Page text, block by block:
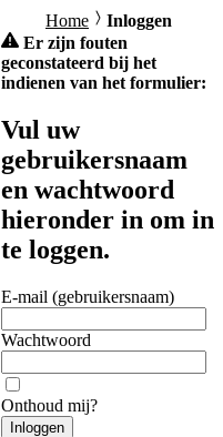
Home
Inloggen
Er zijn fouten
geconstateerd bij het
indienen van het formulier:
Vul uw
gebruikersnaam
en wachtwoord
hieronder in om in
te loggen.
E-mail (gebruikersnaam)
Wachtwoord
Onthoud mij?
Inloggen